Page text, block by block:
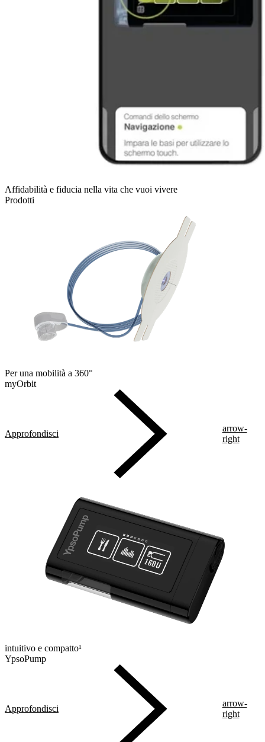
Affidabilità e fiducia nella vita che vuoi vivere
Prodotti
Per una mobilità a 360°
myOrbit
Approfondisci
arrow-
right
intuitivo e compatto¹
YpsoPump
Approfondisci
arrow-
right